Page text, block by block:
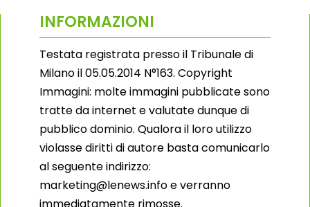
INFORMAZIONI
Testata registrata presso il Tribunale di
Milano il 05.05.2014 N°163. Copyright
Immagini: molte immagini pubblicate sono
tratte da internet e valutate dunque di
pubblico dominio. Qualora il loro utilizzo
violasse diritti di autore basta comunicarlo
al seguente indirizzo:
marketing@lenews.info e verranno
immediatamente rimosse.